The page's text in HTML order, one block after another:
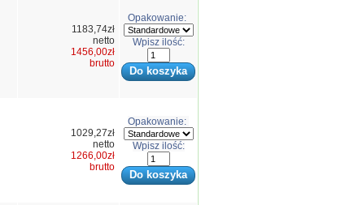
1183,74zł
netto
1456,00zł
brutto
Opakowanie:
Wpisz ilość:
1029,27zł
netto
1266,00zł
brutto
Opakowanie:
Wpisz ilość: